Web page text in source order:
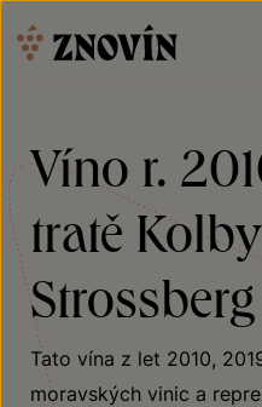
Víno r.
tratě
Strossberg
Tato vína z let 2010,
moravských vinic a